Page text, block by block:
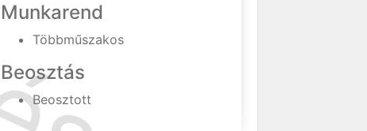
Munkarend
Többműszakos
Beosztás
Beosztott